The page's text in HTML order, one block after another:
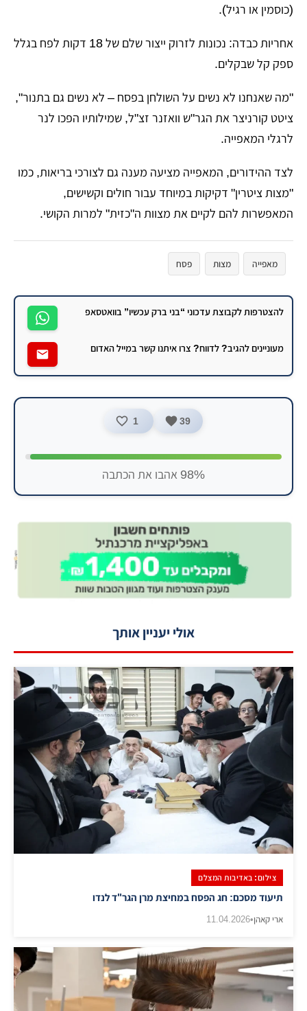
(כוסמין או רגיל).
​אחריות כבדה: נכונות לזרוק ייצור שלם של 18 דקות לפח בגלל
ספק קל שבקלים.
​"מה שאנחנו לא נשים על השולחן בפסח – לא נשים גם בתנור",
ציטט קורניצר את הגר"ש וואזנר זצ"ל, שמילותיו הפכו לנר
לרגלי המאפייה.
​לצד ההידורים, המאפייה מציעה מענה גם לצורכי בריאות, כמו
"מצות ציטרין" דקיקות במיוחד עבור חולים וקשישים,
המאפשרות להם לקיים את מצוות ה"כזית" למרות הקושי.
מאפייה מצות פסח
להצטרפות לקבוצת עדכוני “בני ברק עכשיו” בוואטסאפ
מעוניינים להגיב? לדווח? צרו איתנו קשר במייל האדום
39
1
98% אהבו את הכתבה
אולי יעניין אותך
צילום: באדיבות המצלם
תיעוד מסכם: חג הפסח במחיצת מרן הגר"ד לנדו
ארי קאהן•
11.04.2026